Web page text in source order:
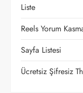
m
e
s
Liste
Reels Yorum
Sayfa Listesi
Ücretsiz Şifresiz